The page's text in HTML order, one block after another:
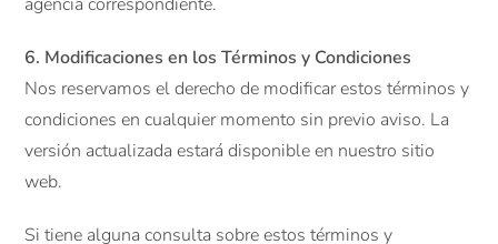
6. Modificaciones en los Términos y Condiciones
Nos reservamos el derecho de modificar estos términos y
condiciones en cualquier momento sin previo aviso. La
versión actualizada estará disponible en nuestro sitio
web.
Si tiene alguna consulta sobre estos términos y